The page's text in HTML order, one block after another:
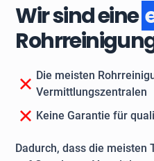
Wir sind eine
Die meisten
Vermittlungszentralen
Keine Garantie für
Dadurch, dass die